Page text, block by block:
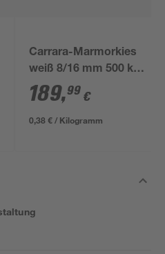
Carrara-Marmorkies
weiß 8/16 mm 500 kg
im Big Bag
189,99 €
0,38 € / Kilogramm